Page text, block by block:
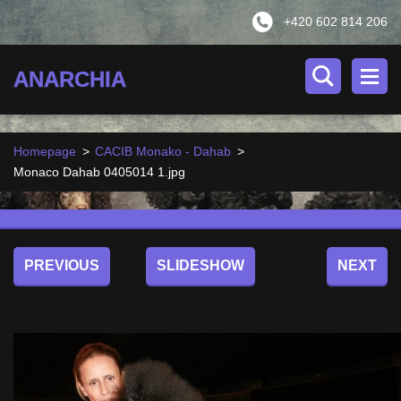
+420 602 814 206
ANARCHIA
Homepage > CACIB Monako - Dahab >
Monaco Dahab 0405014 1.jpg
PREVIOUS SLIDESHOW NEXT